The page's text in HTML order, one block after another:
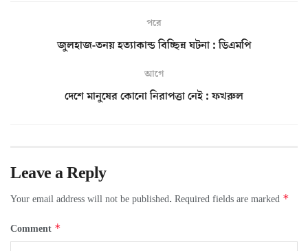
পরে
জুলহাজ-তনয় হত্যাকান্ড বিচ্ছিন্ন ঘটনা : ডিএমপি
আগে
দেশে মানুষের কোনো নিরাপত্তা নেই : ফখরুল
Leave a Reply
Your email address will not be published. Required fields are marked *
Comment *